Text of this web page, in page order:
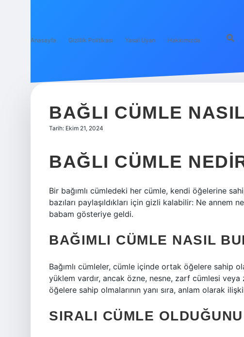
Anasayfa Gizlilik Politikası Yasal Uyarı Hakkımızda
BAĞLI CÜMLE
Tarih: Ekim 21, 2024
BAĞLI CÜMLE
Bir bağımlı cümledeki her cümle, kendi öğelerine
bazıları paylaşıldıkları için gizli kalabilir: Ne
babam gösteriye geldi.
BAĞIMLI CÜMLE NASIL
Bağımlı cümleler, cümle içinde ortak öğelere sahip
yüklem vardır, ancak özne, nesne, zarf cümlesi
öğelere sahip olmalarının yanı sıra, anlam olarak
SIRALI CÜMLE